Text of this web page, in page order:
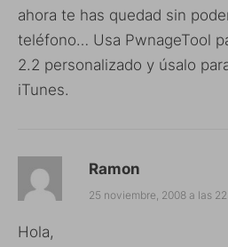
ahora te has quedad sin
teléfono… Usa PwnageTool
2.2 personalizado y úsalo
iTunes.
Ramon
25 noviembre, 2008 a las
Hola,